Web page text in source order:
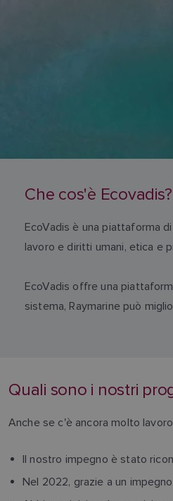
Che cos'è Ecovadis?
EcoVadis è una piattaforma
lavoro e diritti umani, etica e
EcoVadis offre una
sistema, Raymarine può
Quali sono i nostri
Anche se c'è ancora molto
Il nostro impegno è stato
Nel 2022, grazie a un